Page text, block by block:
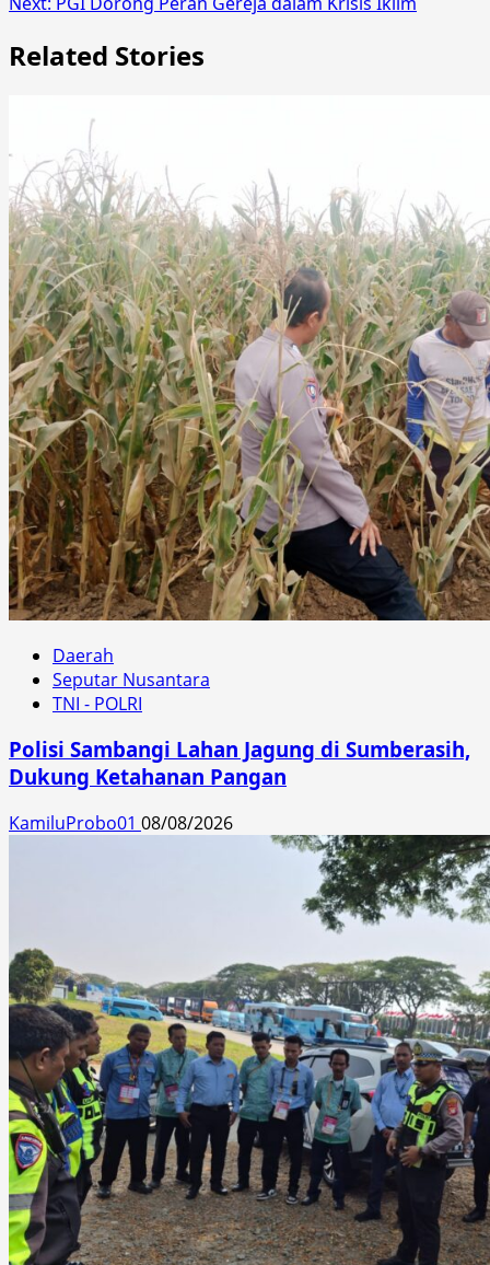
Related Stories
Daerah
Seputar Nusantara
TNI - POLRI
Polisi Sambangi Lahan Jagung di Sumberasih,
Dukung Ketahanan Pangan
KamiluProbo01 08/08/2026